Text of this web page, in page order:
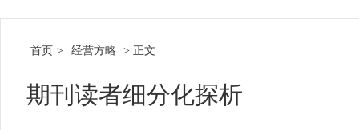
首页 > 经营方略 > 正文
期刊读者细分化探析